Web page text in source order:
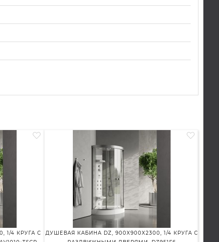
1/4 КРУГА С
ДУШЕВАЯ КАБИНА DZ, 900X900X2300, 1/4 КРУГА С